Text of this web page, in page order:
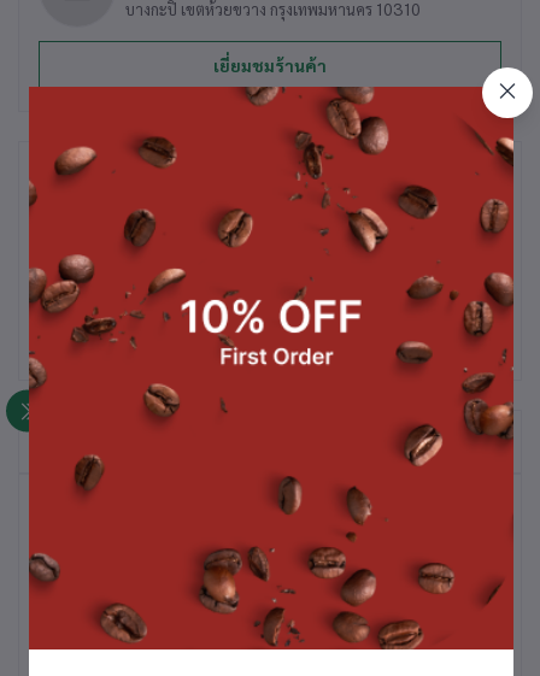
บางกะปิ เขตห้วยขวาง กรุงเทพมหานคร 10310
เยี่ยมชมร้านค้า
รายละเอียดสินค้า
สปาเกตตี้หอยลาย / Spaghetti Vongole น้ำหนัก 160 กรัม/แพ็ค
ซุปหัวหอมแบบฝรั่งเศส + ขนมปัง / French
Onion Soup With Baguette
฿49.00